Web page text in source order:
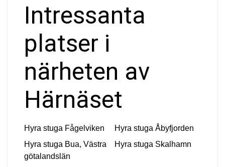
Intressanta
platser i
närheten av
Härnäset
Hyra stuga Fågelviken Hyra stuga Åbyfjorden
Hyra stuga Bua, Västra
götalandslän
Hyra stuga Skalhamn